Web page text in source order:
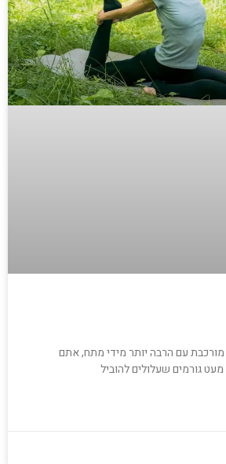
עם הרבה יותר מידי מתח, אתם
גורמים שעלולים להוביל